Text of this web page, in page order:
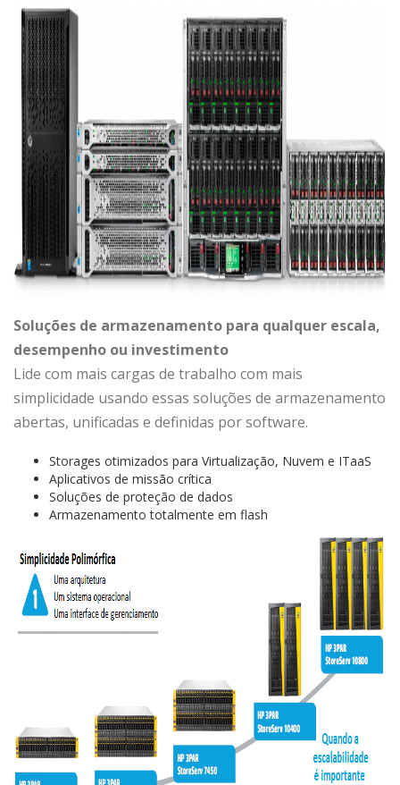
Soluções de armazenamento para qualquer escala,
desempenho ou investimento
Lide com mais cargas de trabalho com mais
simplicidade usando essas soluções de armazenamento
abertas, unificadas e definidas por software.
Storages otimizados para Virtualização, Nuvem e ITaaS
Aplicativos de missão crítica
Soluções de proteção de dados
Armazenamento totalmente em flash